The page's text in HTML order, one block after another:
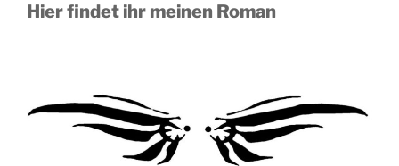
Hier findet ihr meinen Roman